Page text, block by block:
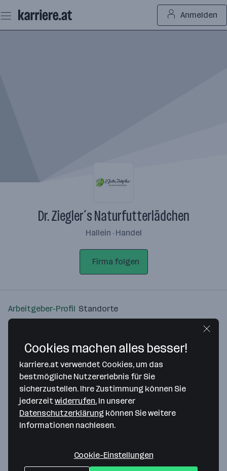
Seiteninhalt
springen
Anmelden
Dr. Ziegler´s Naturfutterlädchen
Hallein · Handel
Firma folgen
Arbeitgeber-Profil Standorte
Bitte stimme unseren Cookie-
Richtlinien zu, um diese Karte
anzuzeigen.
Cookies machen alles besser!
karriere.at verwendet Cookies, um das
bestmögliche Nutzererlebnis für Sie
sicherzustellen. Ihre Zustimmung können Sie
jederzeitwiderrufen. In unserer
Datenschutzerklärung können Sie weitere
Informationen nachlesen.
Cookie-Einstellungen